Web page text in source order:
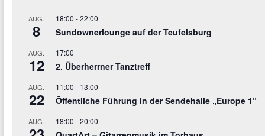
AUG.
8
18:00 -22:00
Sundownerlounge auf der Teufelsburg
AUG.
12
17:00
2. Überherrner Tanztreff
AUG.
22
11:00 - 13:00
Öffentliche Führung in der Sendehalle „Europe 1“
AUG. 18:00 -20:00